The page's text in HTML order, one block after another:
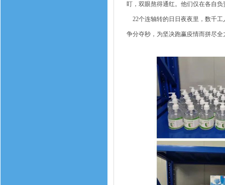
盯，双眼熬得通红。他们仅在各自
22个连轴转的日日夜夜里，数千
争分夺秒，为坚决跑赢疫情而拼尽全